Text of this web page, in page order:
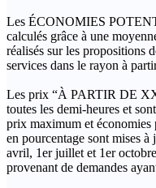
Les ÉCONOMIES
calculés grâce à une
réalisés sur les propositions
services dans le rayon à
Les prix “À PARTIR DE
toutes les demi-heures et
prix maximum et économies
en pourcentage sont mises
avril, 1er juillet et 1er
provenant de demandes